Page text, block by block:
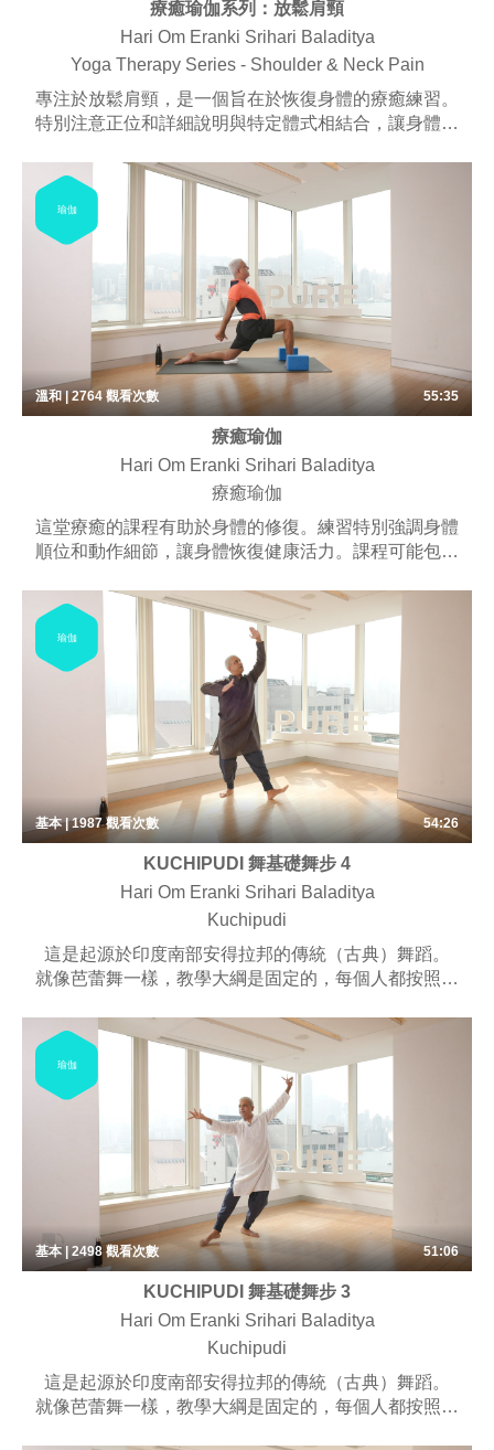
療癒瑜伽系列：放鬆肩頸
Hari Om Eranki Srihari Baladitya
Yoga Therapy Series - Shoulder & Neck Pain
專注於放鬆肩頸，是一個旨在於恢復身體的療癒練習。
特別注意正位和詳細說明與特定體式相結合，讓身體回
瑜伽
溫和 | 2764 觀看次數 55:35
療癒瑜伽
Hari Om Eranki Srihari Baladitya
療癒瑜伽
這堂療癒的課程有助於身體的修復。練習特別強調身體
順位和動作細節，讓身體恢復健康活力。課程可能包含
瑜伽
基本 | 1987觀看次數 54:26
KUCHIPUDI 舞基礎舞步 4
Hari Om Eranki Srihari Baladitya
Kuchipudi
這是起源於印度南部安得拉邦的傳統（古典）舞蹈。
就像芭蕾舞一樣，教學大綱是固定的，每個人都按照自
瑜伽
基本 | 2498 觀看次數 51:06
KUCHIPUDI 舞基礎舞步 3
Hari Om Eranki Srihari Baladitya
Kuchipudi
這是起源於印度南部安得拉邦的傳統（古典）舞蹈。
就像芭蕾舞一樣，教學大綱是固定的，每個人都按照自